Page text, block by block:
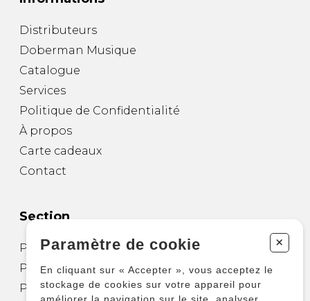
Distributeurs
Doberman Musique
Catalogue
Services
Politique de Confidentialité
À propos
Carte cadeaux
Contact
Section
Partitions pour guitare
Partitions pour autres instruments
Partitions pour ensembles
Paramètre de cookie +
En cliquant sur « Accepter », vous acceptez le
stockage de cookies sur votre appareil pour